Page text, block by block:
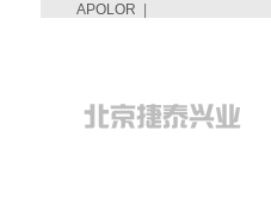
APOLOR